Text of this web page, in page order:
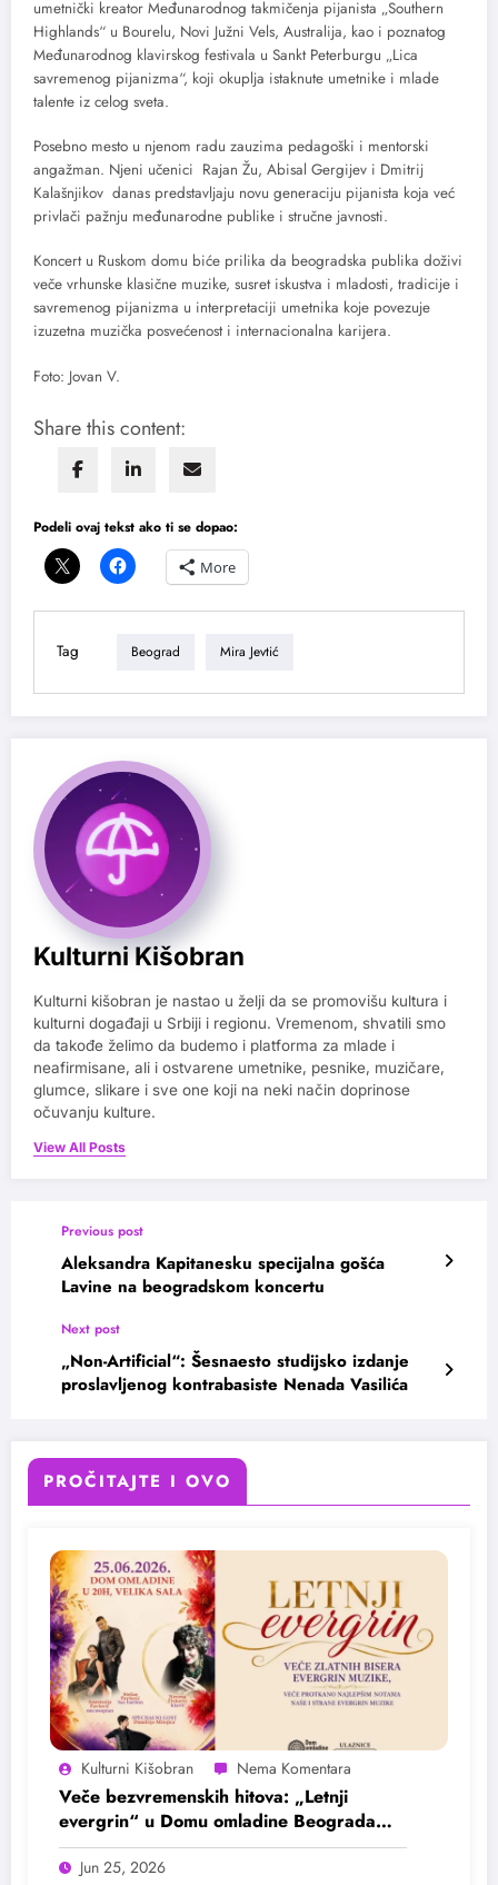
umetnički kreator Međunarodnog takmičenja pijanista „Southern
Highlands“ u Bourelu, Novi Južni Vels, Australija, kao i poznatog
Međunarodnog klavirskog festivala u Sankt Peterburgu „Lica
savremenog pijanizma“, koji okuplja istaknute umetnike i mlade
talente iz celog sveta.
Posebno mesto u njenom radu zauzima pedagoški i mentorski
angažman. Njeni učenici Rajan Žu, Abisal Gergijev i Dmitrij
Kalašnjikov danas predstavljaju novu generaciju pijanista koja već
privlači pažnju međunarodne publike i stručne javnosti.
Koncert u Ruskom domu biće prilika da beogradska publika doživi
veče vrhunske klasične muzike, susret iskustva i mladosti, tradicije i
savremenog pijanizma u interpretaciji umetnika koje povezuje
izuzetna muzička posvećenost i internacionalna karijera.
Foto: Jovan V.
Share this content:
Podeli ovaj tekst ako ti se dopao:
More
Tag Beograd Mira Jevtić
Kulturni Kišobran
Kulturni kišobran je nastao u želji da se promovišu kultura i
kulturni događaji u Srbiji i regionu. Vremenom, shvatili smo
da takođe želimo da budemo i platforma za mlade i
neafirmisane, ali i ostvarene umetnike, pesnike, muzičare,
glumce, slikare i sve one koji na neki način doprinose
očuvanju kulture.
View All Posts
Previous post
Aleksandra Kapitanesku specijalna gošća
Lavine na beogradskom koncertu
Next post
„Non-Artificial“: Šesnaesto studijsko izdanje
proslavljenog kontrabasiste Nenada Vasilića
PROČITAJTE I OVO
Kulturni Kišobran
Veče bezvremenskih hitova: „Letnji
evergrin“ u Domu omladine Beograda
25. juna
Jun 25, 2026